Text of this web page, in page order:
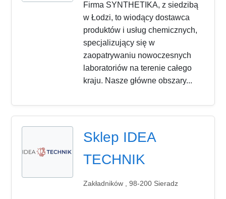
Firma SYNTHETIKA, z siedzibą
w Łodzi, to wiodący dostawca
produktów i usług chemicznych,
specjalizujący się w
zaopatrywaniu nowoczesnych
laboratoriów na terenie całego
kraju. Nasze główne obszary...
Sklep IDEA
TECHNIK
Zakładników , 98-200 Sieradz